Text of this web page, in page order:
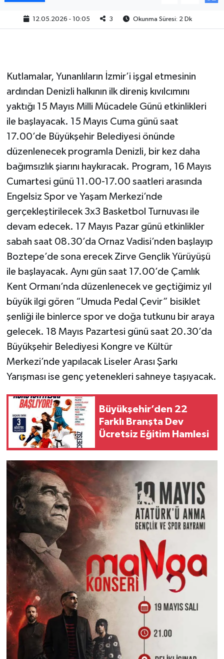
12.05.2026 - 10:05 3 Okunma Süresi: 2 Dk
Kutlamalar, Yunanlıların İzmir’i işgal etmesinin
ardından Denizli halkının ilk direniş kıvılcımını
yaktığı 15 Mayıs Milli Mücadele Günü etkinlikleri
ile başlayacak. 15 Mayıs Cuma günü saat
17.00’de Büyükşehir Belediyesi önünde
düzenlenecek programla Denizli, bir kez daha
bağımsızlık şiarını haykıracak. Program, 16 Mayıs
Cumartesi günü 11.00-17.00 saatleri arasında
Engelsiz Spor ve Yaşam Merkezi’nde
gerçekleştirilecek 3x3 Basketbol Turnuvası ile
devam edecek. 17 Mayıs Pazar günü etkinlikler
sabah saat 08.30’da Ornaz Vadisi’nden başlayıp
Boztepe’de sona erecek Zirve Gençlik Yürüyüşü
ile başlayacak. Aynı gün saat 17.00’de Çamlık
Kent Ormanı’nda düzenlenecek ve geçtiğimiz yıl
büyük ilgi gören “Umuda Pedal Çevir” bisiklet
şenliği ile binlerce spor ve doğa tutkunu bir araya
gelecek. 18 Mayıs Pazartesi günü saat 20.30’da
Büyükşehir Belediyesi Kongre ve Kültür
Merkezi’nde yapılacak Liseler Arası Şarkı
Yarışması ise genç yetenekleri sahneye taşıyacak.
Büyükşehir’den 22
Farklı Branşta Dev
Ücretsiz Eğitim Hamlesi